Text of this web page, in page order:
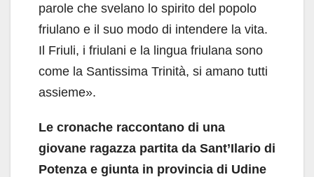
parole che svelano lo spirito del popolo
friulano e il suo modo di intendere la vita.
Il Friuli, i friulani e la lingua friulana sono
come la Santissima Trinità, si amano tutti
assieme».
Le cronache raccontano di una
giovane ragazza partita da Sant’Ilario di
Potenza e giunta in provincia di Udine